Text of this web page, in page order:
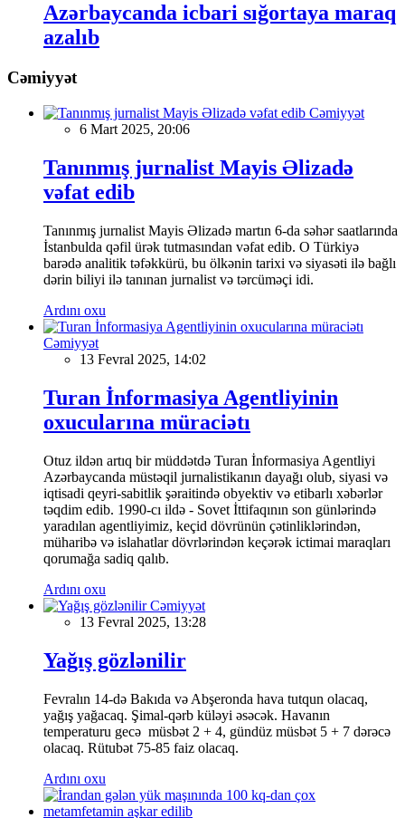
Azərbaycanda icbari sığortaya maraq
azalıb
Cəmiyyət
Cəmiyyət
6 Mart 2025, 20:06
Tanınmış jurnalist Mayis Əlizadə
vəfat edib
Tanınmış jurnalist Mayis Əlizadə martın 6-da səhər saatlarında
İstanbulda qəfil ürək tutmasından vəfat edib. O Türkiyə
barədə analitik təfəkkürü, bu ölkənin tarixi və siyasəti ilə bağlı
dərin biliyi ilə tanınan jurnalist və tərcüməçi idi.
Ardını oxu
Cəmiyyət
13 Fevral 2025, 14:02
Turan İnformasiya Agentliyinin
oxucularına müraciətı
Otuz ildən artıq bir müddətdə Turan İnformasiya Agentliyi
Azərbaycanda müstəqil jurnalistikanın dayağı olub, siyasi və
iqtisadi qeyri-sabitlik şəraitində obyektiv və etibarlı xəbərlər
təqdim edib. 1990-cı ildə - Sovet İttifaqının son günlərində
yaradılan agentliyimiz, keçid dövrünün çətinliklərindən,
müharibə və islahatlar dövrlərindən keçərək ictimai maraqları
qorumağa sadiq qalıb.
Ardını oxu
Cəmiyyət
13 Fevral 2025, 13:28
Yağış gözlənilir
Fevralın 14-də Bakıda və Abşeronda hava tutqun olacaq,
yağış yağacaq. Şimal-qərb küləyi əsəcək. Havanın
temperaturu gecə müsbət 2 + 4, gündüz müsbət 5 + 7 dərəcə
olacaq. Rütubət 75-85 faiz olacaq.
Ardını oxu